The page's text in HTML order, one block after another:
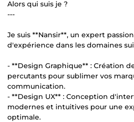
Alors qui suis je ?
---
Je suis **Nansir**, un expert
d'expérience dans les domaines
- **Design Graphique** : Création
percutants pour sublimer vos
communication.
- **Design UX** : Conception
modernes et intuitives pour une
optimale.